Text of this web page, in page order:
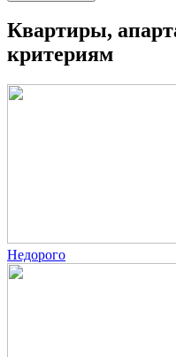
Квартиры,
критериям
Недорого